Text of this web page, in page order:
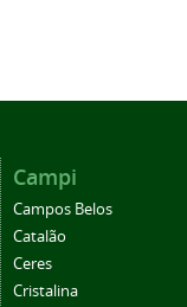
Campi
Campos Belos
Catalão
Ceres
Cristalina